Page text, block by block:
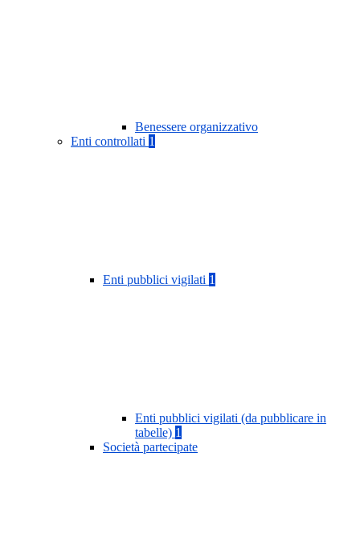
Benessere organizzativo
Enti controllati 1
Enti pubblici vigilati 1
Enti pubblici vigilati (da pubblicare in
tabelle) 1
Società partecipate